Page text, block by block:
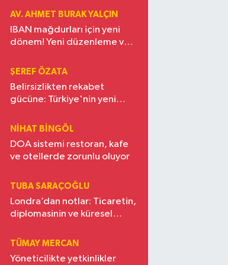
AV. AHMET BURAK YALÇIN
IBAN mağdurları için yeni
dönem! Yeni düzenleme ve
ŞEREF ÖZATA
Belirsizlikten rekabet
gücüne: Türkiye'nin yeni
NIHAT BINGÖL
DOA sistemi restoran, kafe
ve otellerde zorunlu oluyor
TUBA SARAÇOĞLU
Londra’dan notlar: Ticaretin,
diplomasinin ve küresel
Türkiye’nin yükselen gücü
TÜMAY MERCAN
Yöneticilikte yetkinlikler